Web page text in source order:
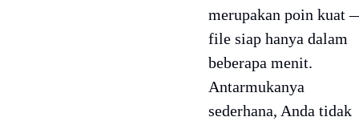
merupakan poin kuat
file siap hanya dalam
beberapa menit.
Antarmukanya
sederhana, Anda tidak